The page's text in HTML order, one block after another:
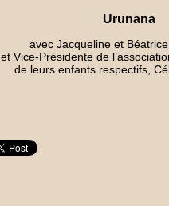
Urunana
avec Jacqueline et
et Vice-Présidente de
de leurs enfants respectifs,